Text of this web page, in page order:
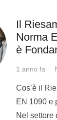
Il
Norma
è
1 anno fa
Cos’è il
EN 1090 e
Nel settore